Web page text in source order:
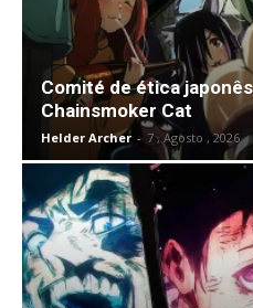
Comité de ética
Chainsmoker Cat
Helder Archer - 7 , Agosto , 2026